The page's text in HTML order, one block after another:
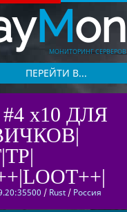
Mon
МОНИТОРИНГ СЕРВЕРОВ
ПЕРЕЙТИ В...
x10 ДЛЯ
/ Rust / Россия